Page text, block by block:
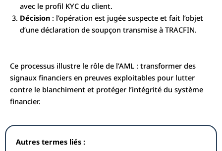
avec le profil KYC du client.
Décision : l’opération est jugée suspecte et fait l’objet
d’une déclaration de soupçon transmise à TRACFIN.
Ce processus illustre le rôle de l’AML : transformer des
signaux financiers en preuves exploitables pour lutter
contre le blanchiment et protéger l’intégrité du système
financier.
Autres termes liés :